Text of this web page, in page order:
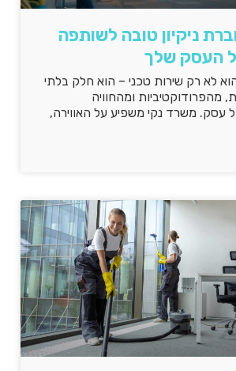
ניקיון טובה לשותפה
העסק שלך
הוא לא רק שירות טכני – הוא חלק בלתי
ומהחוויה
עסק. משרד נקי משפיע על האווירה,